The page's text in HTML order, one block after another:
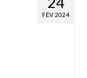
FÉV 2024